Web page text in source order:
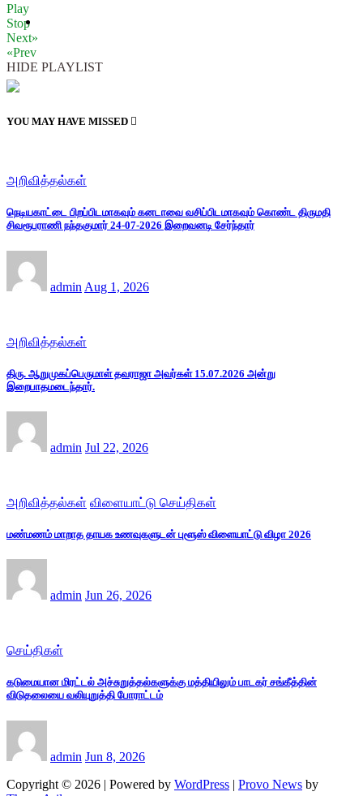
Play
Stop
Next»
«Prev
HIDE PLAYLIST
YOU MAY HAVE MISSED
அறிவித்தல்கள்
நெடியகாட்டை பிறப்பிடமாகவும் கனடாவை வசிப்பிடமாகவும் கொண்ட திருமதி
சிவரூபராணி நந்தகுமார் 24-07-2026 இறைவனடி சேர்ந்தார்
admin Aug 1, 2026
அறிவித்தல்கள்
திரு. ஆறுமுகப்பெருமாள் தவராஜா அவர்கள் 15.07.2026 அன்று
இறைபாதமடைந்தார்.
admin Jul 22, 2026
அறிவித்தல்கள் விளையாட்டு செய்திகள்
மண்மணம் மாறாத தாயக உணவுகளுடன் புளூஸ் விளையாட்டு விழா 2026
admin Jun 26, 2026
செய்திகள்
கடுமையான மிரட்டல் அச்சுறுத்தல்களுக்கு மத்தியிலும் பாடகர் சங்கீத்தின்
விடுதலையை வலியுறுத்தி போராட்டம்
admin Jun 8, 2026
Copyright © 2026 | Powered by WordPress | Provo News by